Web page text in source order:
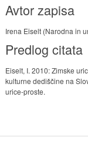
Avtor zapisa
Irena Eiselt (Narodna in
Predlog citata
Eiselt, I. 2010: Zimske
kulturne dediščine na
urice-proste.